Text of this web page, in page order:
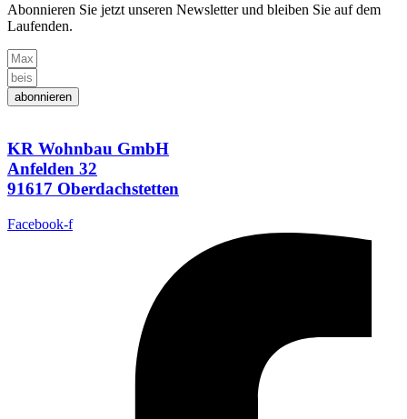
Abonnieren Sie jetzt unseren Newsletter und bleiben Sie auf dem
Laufenden.
abonnieren
KR Wohnbau GmbH
Anfelden 32
91617 Oberdachstetten
Facebook-f